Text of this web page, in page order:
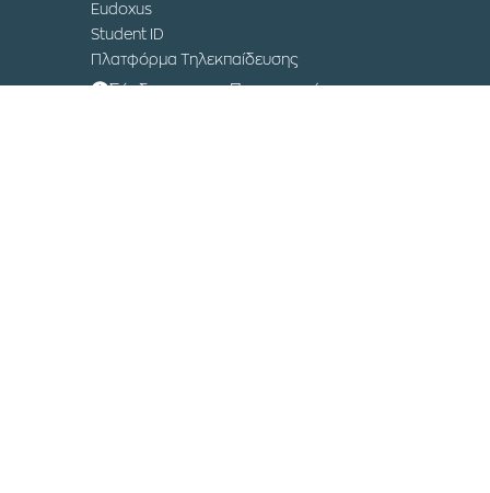
Eudoxus
Student ID
Πλατφόρμα Τηλεκπαίδευσης
Σύνδεση για το Προσωπικό